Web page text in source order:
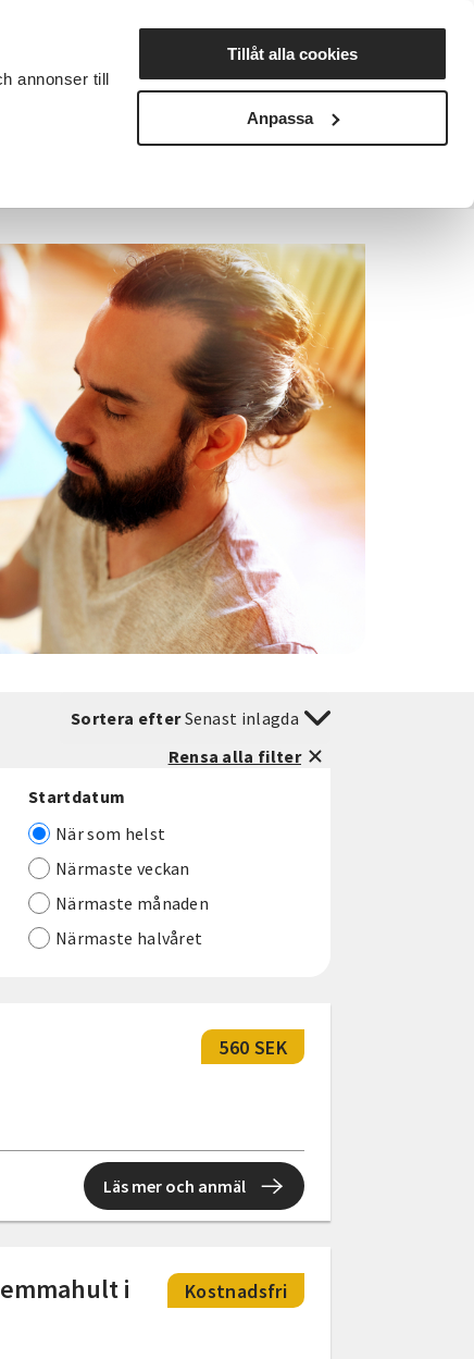
annonser till
Tillåt alla cookies
Anpassa
Nyheter Avdelningar
Sortera efterSenast inlagda
Rensa alla filter
Startdatum
När som helst
Närmaste veckan
Närmaste månaden
Närmaste halvåret
560 SEK
Läs mer och anmäl
i
Kostnadsfri